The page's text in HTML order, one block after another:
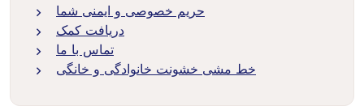
حریم خصوصی و ایمنی شما
دریافت کمک
تماس با ما
خط مشی خشونت خانوادگی و خانگی